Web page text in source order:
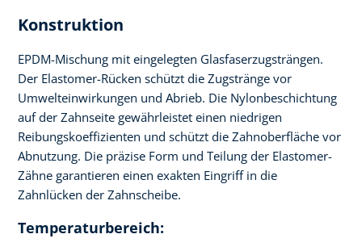
Konstruktion
EPDM-Mischung mit eingelegten Glasfaserzugsträngen.
Der Elastomer-Rücken schützt die Zugstränge vor
Umwelteinwirkungen und Abrieb. Die Nylonbeschichtung
auf der Zahnseite gewährleistet einen niedrigen
Reibungskoeffizienten und schützt die Zahnoberfläche vor
Abnutzung. Die präzise Form und Teilung der Elastomer-
Zähne garantieren einen exakten Eingriff in die
Zahnlücken der Zahnscheibe.
Temperaturbereich: